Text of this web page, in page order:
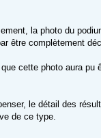
la photo du
être complètement
cette photo aura pu
le détail des
de ce type.